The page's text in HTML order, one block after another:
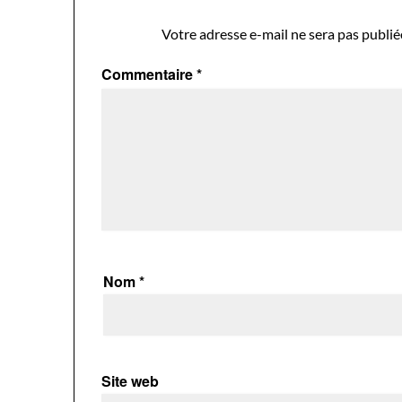
Votre adresse e-mail ne sera pas
Commentaire*
Nom*
Site web